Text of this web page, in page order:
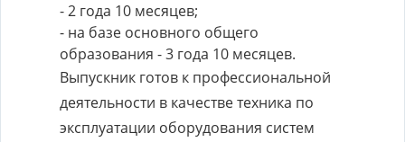
- 2 года 10 месяцев;
- на базе основного общего
образования - 3 года 10 месяцев.
Выпускник готов к профессиональной
деятельности в качестве техника по
эксплуатации оборудования систем